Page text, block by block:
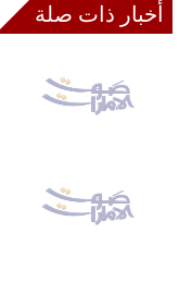
أخبار ذات صلة